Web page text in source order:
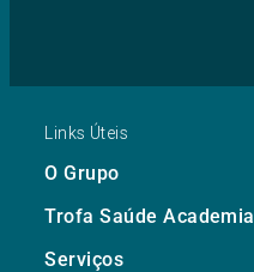
Links Úteis
O Grupo
Trofa Saúde Academia
Serviços